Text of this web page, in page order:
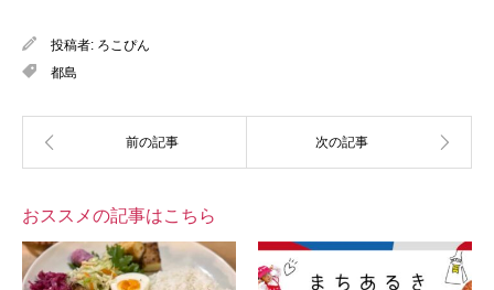
投稿者: ろこぴん
都島
おススメの記事はこちら